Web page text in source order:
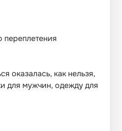
переплетения
оказалась, как нельзя,
для мужчин, одежду для